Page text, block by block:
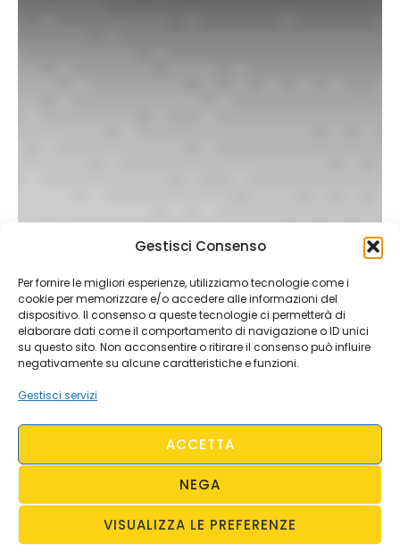
Gestisci Consenso
Per fornire le migliori esperienze, utilizziamo tecnologie come i
cookie per memorizzare e/o accedere alle informazioni del
dispositivo. Il consenso a queste tecnologie ci permetterà di
elaborare dati come il comportamento di navigazione o ID unici
su questo sito. Non acconsentire o ritirare il consenso può influire
negativamente su alcune caratteristiche e funzioni.
Gestisci servizi
ACCETTA
NEGA
VISUALIZZA LE PREFERENZE
Kickboxing – Bogdan Stoica pronto a sbarcare a
Roma per sfidare Mattia Faraoni per la corona
ISKA super cruiserweight.
Un botta e risposta multimediale nel segno del fair play. E’ quanto
avvenuto oggi, a metà giornata, con il video doppio di Bogdan Stoica e
Mattia Faraoni, lanciato in vista della sfida n.3 (tra i due forti fighter
europei), programmata al PalaPellicone di Ostia, all’interno della
cornice di “Oktagon 30 years” (si terrà sabato 05 …
3 Agosto 2026, ore 22:56